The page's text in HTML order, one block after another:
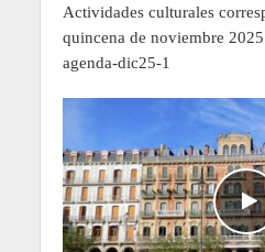
Actividades culturales
quincena de noviembre 2025
agenda-dic25-1